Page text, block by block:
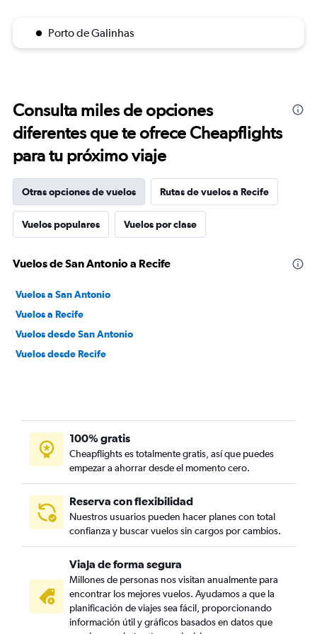
Porto de Galinhas
Consulta miles de opciones
diferentes que te ofrece Cheapflights
para tu próximo viaje
Otras opciones de vuelos Rutas de vuelos a Recife
Vuelos populares Vuelos por clase
Vuelos de San Antonio a Recife
Vuelos a San Antonio
Vuelos a Recife
Vuelos desde San Antonio
Vuelos desde Recife
100% gratis
Cheapflights es totalmente gratis, así que puedes
empezar a ahorrar desde el momento cero.
Reserva con flexibilidad
Nuestros usuarios pueden hacer planes con total
confianza y buscar vuelos sin cargos por cambios.
Viaja de forma segura
Millones de personas nos visitan anualmente para
encontrar los mejores vuelos. Ayudamos a que la
planificación de viajes sea fácil, proporcionando
información útil y gráficos basados en datos que